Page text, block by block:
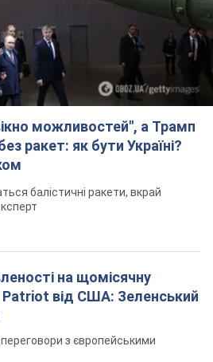
можливостей", а Трамп
ракет: як бути Україні?
балістичні ракети, вкрай
на щомісячну
Patriot від США: Зеленський
з європейськими